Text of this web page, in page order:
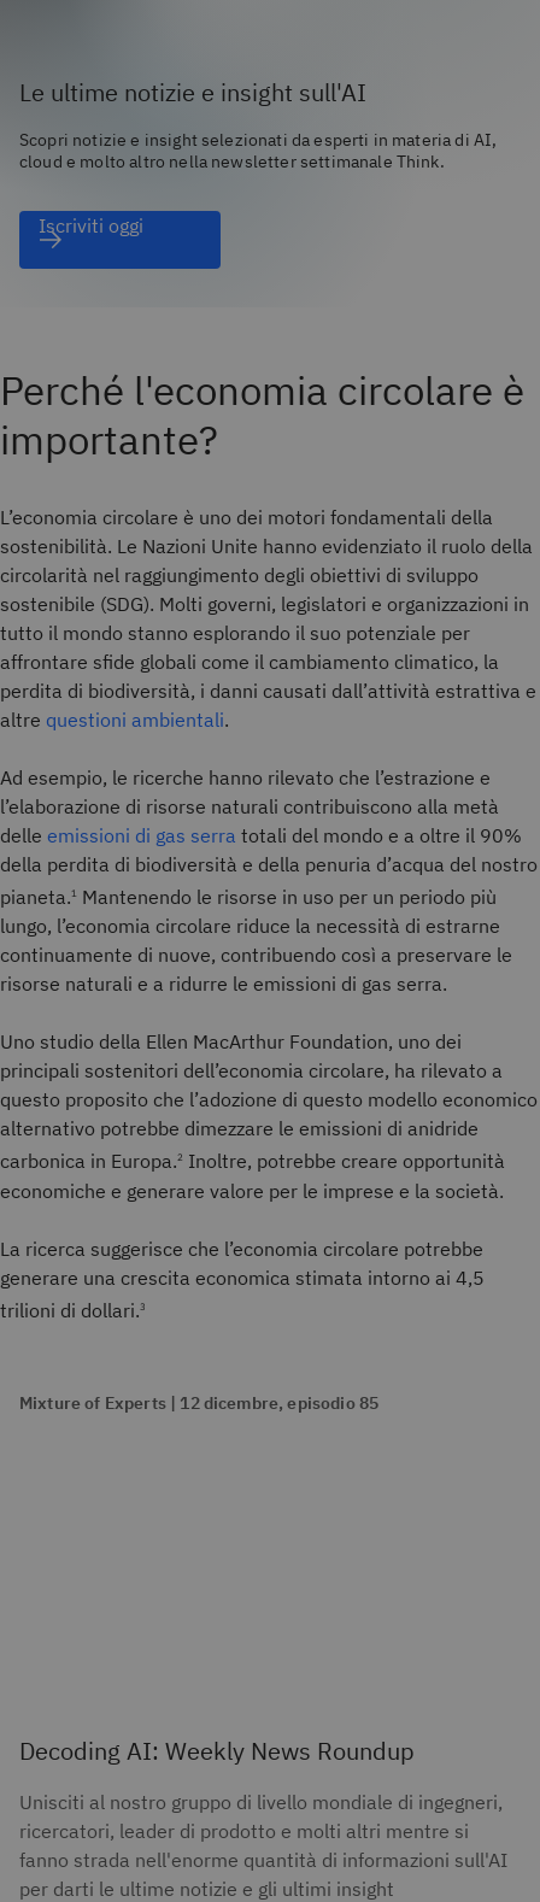
Le ultime notizie e insight sull'AI
Scopri notizie e insight selezionati da esperti in materia di AI,
cloud e molto altro nella newsletter settimanale Think.
Iscriviti oggi
Perché l'economia circolare è
importante?
L’economia circolare è uno dei motori fondamentali della
sostenibilità. Le Nazioni Unite hanno evidenziato il ruolo della
circolarità nel raggiungimento degli obiettivi di sviluppo
sostenibile (SDG). Molti governi, legislatori e organizzazioni in
tutto il mondo stanno esplorando il suo potenziale per
affrontare sfide globali come il cambiamento climatico, la
perdita di biodiversità, i danni causati dall’attività estrattiva e
altre questioni ambientali.
Ad esempio, le ricerche hanno rilevato che l’estrazione e
l’elaborazione di risorse naturali contribuiscono alla metà
delle emissioni di gas serra totali del mondo e a oltre il 90%
della perdita di biodiversità e della penuria d’acqua del nostro
pianeta.1 Mantenendo le risorse in uso per un periodo più
lungo, l’economia circolare riduce la necessità di estrarne
continuamente di nuove, contribuendo così a preservare le
risorse naturali e a ridurre le emissioni di gas serra.
Uno studio della Ellen MacArthur Foundation, uno dei
principali sostenitori dell’economia circolare, ha rilevato a
questo proposito che l’adozione di questo modello economico
alternativo potrebbe dimezzare le emissioni di anidride
carbonica in Europa.2 Inoltre, potrebbe creare opportunità
economiche e generare valore per le imprese e la società.
La ricerca suggerisce che l’economia circolare potrebbe
generare una crescita economica stimata intorno ai 4,5
trilioni di dollari. 3
Mixture of Experts | 12 dicembre, episodio 85
Decoding AI: Weekly News Roundup
Unisciti al nostro gruppo di livello mondiale di ingegneri,
ricercatori, leader di prodotto e molti altri mentre si
fanno strada nell'enorme quantità di informazioni sull'AI
per darti le ultime notizie e gli ultimi insight